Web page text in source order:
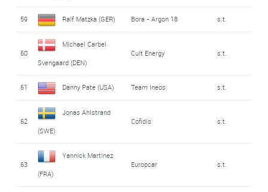
59 Ralf Matzka (GER) Bora - Argon 18 s.t.
60
Michael Carbel
Svengaard (DEN)
Cult Energy s.t.
61 Danny Pate (USA) Team Ineos s.t.
62
Jonas Ahlstrand
(SWE)
Cofidis s.t.
63
Yannick Martinez
(FRA)
Europcar s.t.